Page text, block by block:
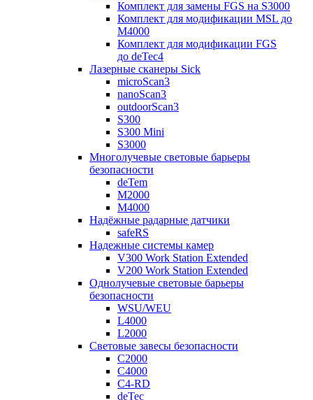
Комплект для замены FGS на S3000
Комплект для модификации MSL до
M4000
Комплект для модификации FGS
до deTec4
Лазерные сканеры Sick
microScan3
nanoScan3
outdoorScan3
S300
S300 Mini
S3000
Многолучевые световые барьеры
безопасности
deTem
M2000
M4000
Надёжные радарные датчики
safeRS
Надежные системы камер
V300 Work Station Extended
V200 Work Station Extended
Однолучевые световые барьеры
безопасности
WSU/WEU
L4000
L2000
Световые завесы безопасности
C2000
C4000
C4-RD
deTec